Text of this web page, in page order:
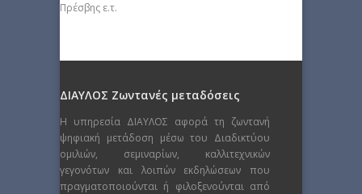
Πρέσβης ε.τ.
ΔΙΑΥΛΟΣ Ζωντανές μεταδόσεις
Η υπηρεσία ΔΙΑΥΛΟΣ αφορά τη ζωντανή
ψηφιακή μετάδοση μέσω του Διαδικτύου
ομιλιών, σεμιναρίων, καλλιτεχνικών
γεγονότων και λοιπών εκδηλώσεων που
πραγματοποιούνται ή φιλοξενούνται από